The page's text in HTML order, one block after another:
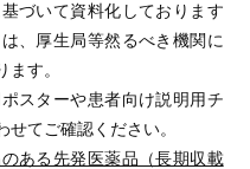
づいて資料化しております
、厚生局等然るべき機関に
す。
スターや患者向け説明用チ
てご確認ください。
ある先発医薬品（長期収載